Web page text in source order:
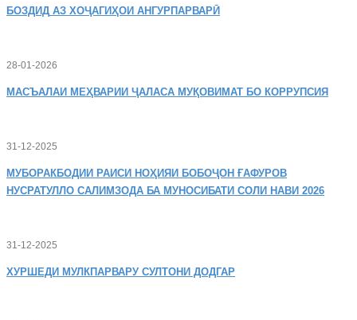
БОЗДИД АЗ ХОҶАГИҲОИ АНГУРПАРВАРӢ
28-01-2026
МАСЪАЛАИ МЕҲВАРИИ ҶАЛАСА МУҚОВИМАТ БО КОРРУПСИЯ
31-12-2025
МУБОРАКБОДИИ РАИСИ НОҲИЯИ БОБОҶОН ҒАФУРОВ
НУСРАТУЛЛО САЛИМЗОДА БА МУНОСИБАТИ СОЛИ НАВИ 2026
31-12-2025
ХУРШЕДИ МУЛКПАРВАРУ СУЛТОНИ ДОДГАР